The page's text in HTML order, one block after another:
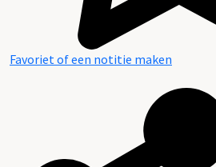
Favoriet of een notitie maken